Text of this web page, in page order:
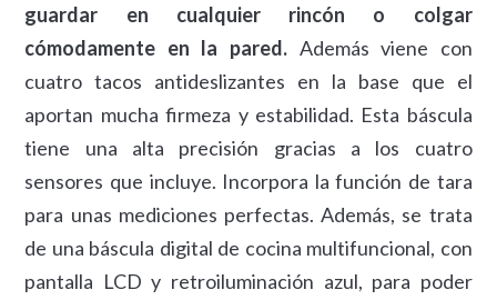
guardar en cualquier rincón o colgar
cómodamente en la pared. Además viene con
cuatro tacos antideslizantes en la base que el
aportan mucha firmeza y estabilidad. Esta báscula
tiene una alta precisión gracias a los cuatro
sensores que incluye. Incorpora la función de tara
para unas mediciones perfectas. Además, se trata
de una báscula digital de cocina multifuncional, con
pantalla LCD y retroiluminación azul, para poder